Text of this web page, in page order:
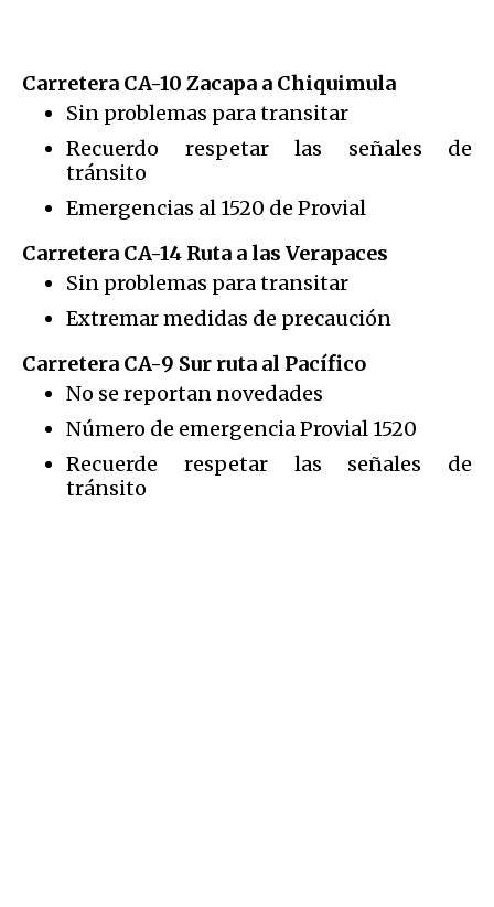
Carretera CA-10 Zacapa a Chiquimula
Sin problemas para transitar
Recuerdo respetar las señales de
tránsito
Emergencias al 1520 de Provial
Carretera CA-14 Ruta a las Verapaces
Sin problemas para transitar
Extremar medidas de precaución
Carretera CA-9 Sur ruta al Pacífico
No se reportan novedades
Número de emergencia Provial 1520
Recuerde respetar las señales de
tránsito